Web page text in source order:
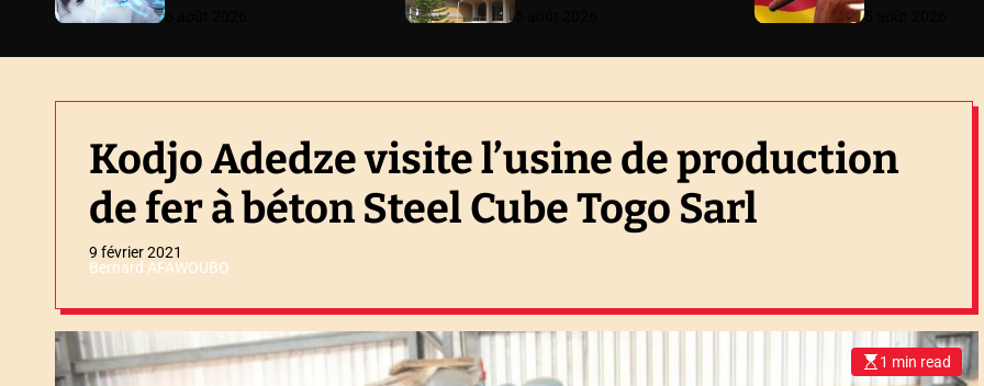
5 août 2026
Kodjo Adedze visite l’usine de production
de fer à béton Steel Cube Togo Sarl
9 février 2021
Bernard AFAWOUBO
E
1 min read